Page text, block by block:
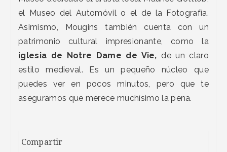
el Museo del Automóvil o el de la Fotografía.
Asimismo, Mougins también cuenta con un
patrimonio cultural impresionante, como la
iglesia de Notre Dame de Vie, de un claro
estilo medieval. Es un pequeño núcleo que
puedes ver en pocos minutos, pero que te
aseguramos que merece muchísimo la pena.
Compartir